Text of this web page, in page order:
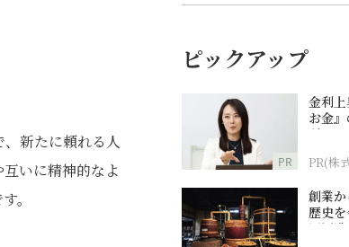
新たに頼れる人
いに精神的なよ
。
ピックアップ
PR
金利
お金
討
PR(株
創業
歴史
田酒造